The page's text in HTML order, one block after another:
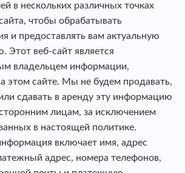
в нескольких различных точках
чтобы обрабатывать
и предоставлять вам актуальную
Этот веб-сайт является
владельцем информации,
этом сайте. Мы не будем продавать,
сдавать в аренду эту информацию
лицам, за исключением
в настоящей политике.
включает имя, адрес
адрес, номера телефонов,